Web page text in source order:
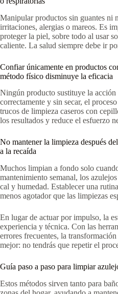
Manipular productos sin guantes ni
irritaciones, alergias o mareos. Es
proteger la piel, sobre todo al usar
caliente. La salud siempre debe ir
Confiar únicamente en productos
método físico disminuye la eficacia
Ningún producto sustituye la
correctamente y sin secar, el
trucos de limpieza caseros con
los resultados y reduce el esfuerzo
No mantener la limpieza después
a la recaída
Muchos limpian a fondo solo
mantenimiento semanal, los
cal y humedad. Establecer una
menos agotador que las limpiezas
En lugar de actuar por impulso, la
experiencia y técnica. Con las
errores frecuentes, la
mejor: no tendrás que repetir el
Guía paso a paso para limpiar
Estos métodos sirven tanto para